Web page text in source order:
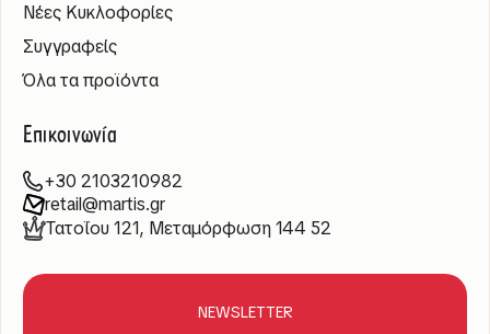
Νέες Κυκλοφορίες
Συγγραφείς
Όλα τα προϊόντα
Επικοινωνία
+30 2103210982
retail@martis.gr
Τατοΐου 121, Μεταμόρφωση 144 52
NEWSLETTER